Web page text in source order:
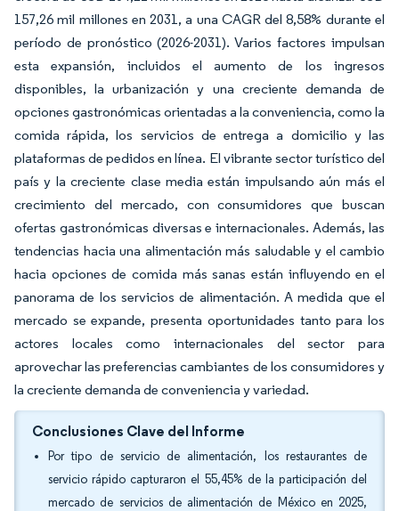
157,26 mil millones en 2031, a una CAGR del 8,58% durante el
período de pronóstico (2026-2031). Varios factores impulsan
esta expansión, incluidos el aumento de los ingresos
disponibles, la urbanización y una creciente demanda de
opciones gastronómicas orientadas a la conveniencia, como la
comida rápida, los servicios de entrega a domicilio y las
plataformas de pedidos en línea. El vibrante sector turístico del
país y la creciente clase media están impulsando aún más el
crecimiento del mercado, con consumidores que buscan
ofertas gastronómicas diversas e internacionales. Además, las
tendencias hacia una alimentación más saludable y el cambio
hacia opciones de comida más sanas están influyendo en el
panorama de los servicios de alimentación. A medida que el
mercado se expande, presenta oportunidades tanto para los
actores locales como internacionales del sector para
aprovechar las preferencias cambiantes de los consumidores y
la creciente demanda de conveniencia y variedad.
Conclusiones Clave del Informe
Por tipo de servicio de alimentación, los restaurantes de
servicio rápido capturaron el 55,45% de la participación del
mercado de servicios de alimentación de México en 2025,